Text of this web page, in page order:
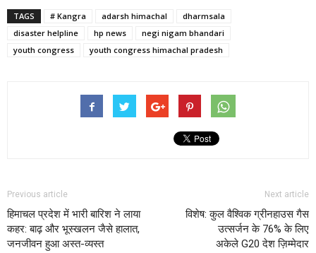
TAGS # Kangra adarsh himachal
dharmsala
disaster helpline
hp news
negi nigam bhandari
youth congress
youth congress himachal pradesh
Previous article
हिमाचल प्रदेश में भारी बारिश ने लाया
कहर: बाढ़ और भूस्खलन जैसे हालात,
जनजीवन हुआ अस्त-व्यस्त
Next article
विशेष: कुल वैश्विक ग्रीनहाउस गैस
उत्सर्जन के 76% के लिए
अकेले G20 देश ज़िम्मेदार